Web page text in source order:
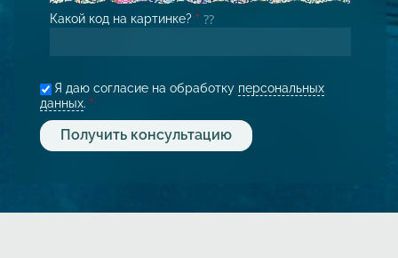
Какой код на картинке? *
Я даю согласие на обработку персональных
данных. *